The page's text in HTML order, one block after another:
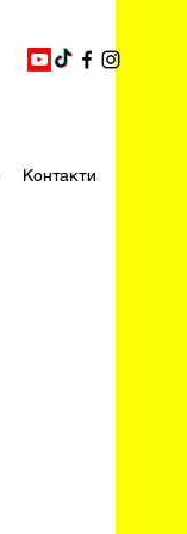
Контакти